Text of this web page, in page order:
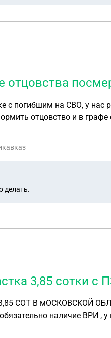
отцовства
погибшим на СВО, у нас
куда обращаться,
делать.
3,85 сотки с
3,85 СОТ В
наличие ВРИ
6 сот а у нас